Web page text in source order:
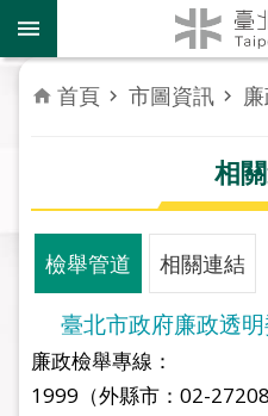
跳到主要內容區塊
到
館
資
訊
者
服
務
動
報
導
首頁 市圖資訊
相
檢舉管道 相關連結
臺北市政府廉政透
廉政檢舉專線：
1999（外縣市：02-